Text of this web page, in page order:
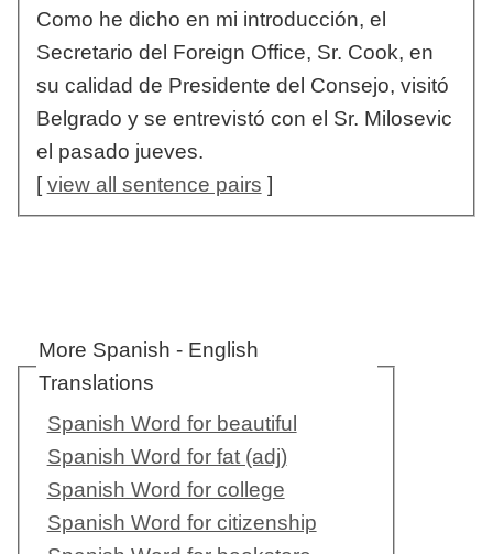
Como he dicho en mi introducción, el
Secretario del Foreign Office, Sr. Cook, en
su calidad de Presidente del Consejo, visitó
Belgrado y se entrevistó con el Sr. Milosevic
el pasado jueves.
[view all sentence pairs ]
More Spanish - English
Translations
Spanish Word for beautiful
Spanish Word for fat (adj)
Spanish Word for college
Spanish Word for citizenship